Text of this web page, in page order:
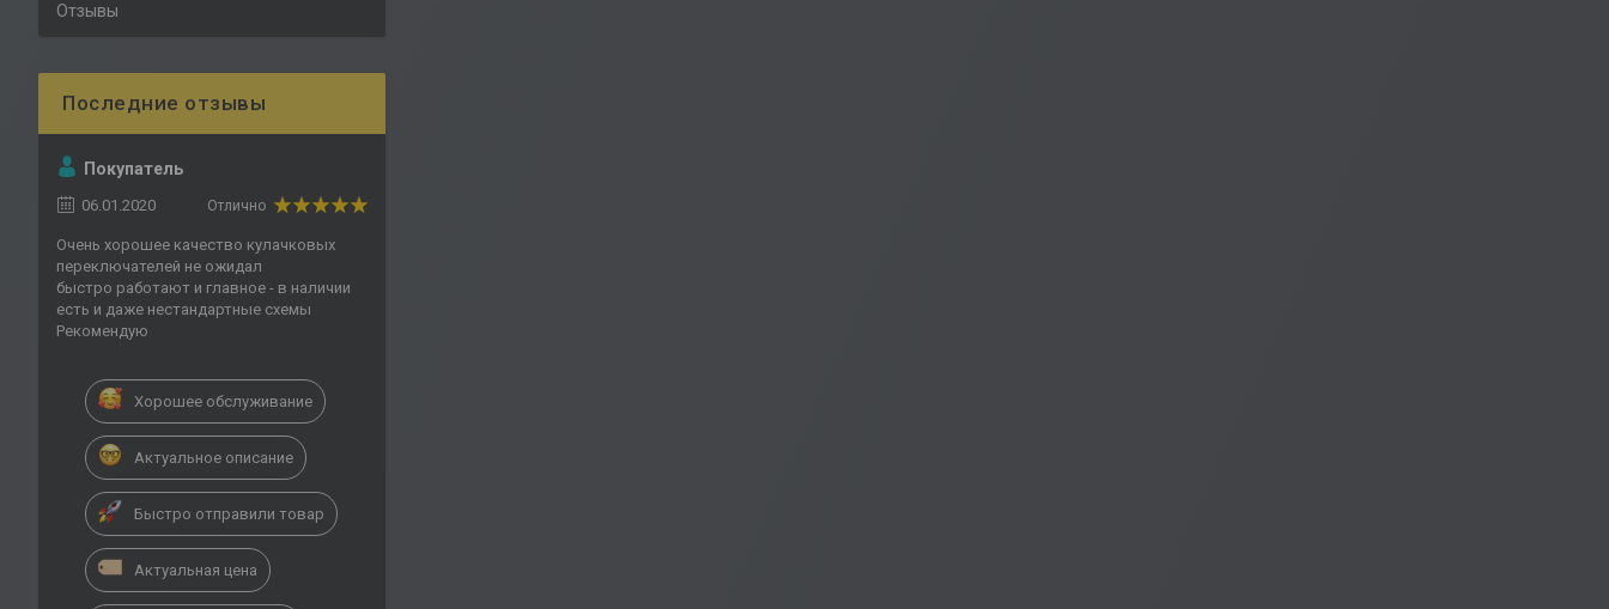
Отзывы
Покупатель
06.01.2020 Отлично
Очень хорошее качество кулачковых
переключателей не ожидал
быстро работают и главное - в наличии
есть и даже нестандартные схемы
Рекомендую
Хорошее обслуживание
Актуальное описание
Быстро отправили товар
Актуальная цена